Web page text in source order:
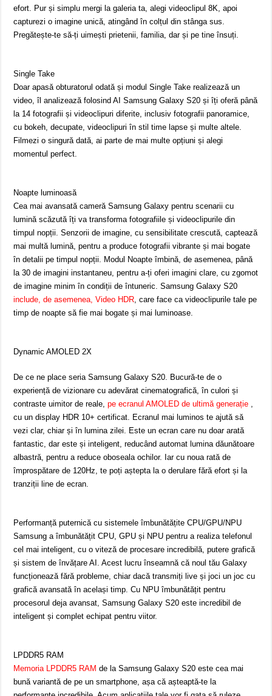
efort. Pur și simplu mergi la galeria ta, alegi videoclipul 8K, apoi
capturezi o imagine unică, atingând în colțul din stânga sus.
Pregătește-te să-ți uimești prietenii, familia, dar și pe tine însuți.
Single Take
Doar apasă obturatorul odată și modul Single Take realizează un
video, îl analizează folosind AI Samsung Galaxy S20 și îți oferă până
la 14 fotografii și videoclipuri diferite, inclusiv fotografii panoramice,
cu bokeh, decupate, videoclipuri în stil time lapse și multe altele.
Filmezi o singură dată, ai parte de mai multe opțiuni și alegi
momentul perfect.
Noapte luminoasă
Cea mai avansată cameră Samsung Galaxy pentru scenarii cu
lumină scăzută îți va transforma fotografiile și videoclipurile din
timpul nopții. Senzorii de imagine, cu sensibilitate crescută, captează
mai multă lumină, pentru a produce fotografii vibrante și mai bogate
în detalii pe timpul nopții. Modul Noapte îmbină, de asemenea, până
la 30 de imagini instantaneu, pentru a-ți oferi imagini clare, cu zgomot
de imagine minim în condiții de întuneric. Samsung Galaxy S20
include, de asemenea, Video HDR , care face ca videoclipurile tale pe
timp de noapte să fie mai bogate și mai luminoase.
Dynamic AMOLED 2X
De ce ne place seria Samsung Galaxy S20. Bucură-te de o
experiență de vizionare cu adevărat cinematografică, în culori și
contraste uimitor de reale,pe ecranul AMOLED de ultimă generație
cu un display HDR 10+ certificat. Ecranul mai luminos te ajută să
vezi clar, chiar și în lumina zilei. Este un ecran care nu doar arată
fantastic, dar este și inteligent, reducând automat lumina dăunătoare
albastră, pentru a reduce oboseala ochilor. Iar cu noua rată de
împrospătare de 120Hz, te poți aștepta la o derulare fără efort și la
tranziții line de ecran.
Performanță puternică cu sistemele îmbunătățite CPU/GPU/NPU
Samsung a îmbunătățit CPU, GPU și NPU pentru a realiza telefonul
cel mai inteligent, cu o viteză de procesare incredibilă, putere grafică
și sistem de învățare AI. Acest lucru înseamnă că noul tău Galaxy
funcționează fără probleme, chiar dacă transmiți live și joci un joc cu
grafică avansată în același timp. Cu NPU îmbunătățit pentru
procesorul deja avansat, Samsung Galaxy S20 este incredibil de
inteligent și complet echipat pentru viitor.
LPDDR5 RAM
Memoria LPDDR5 RAM de la Samsung Galaxy S20 este cea mai
bună variantă de pe un smartphone, așa că așteaptă-te la